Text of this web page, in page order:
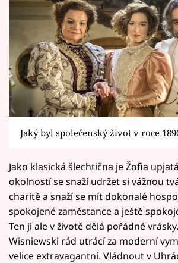
Jaký byl společenský život v roce
Jako klasická šlechtična je Žofia
okolností se snaží udržet si vážnou
charitě a snaží se mít dokonalé
spokojené zaměstance a ještě
Ten ji ale v životě dělá pořádné
Wisniewski rád utrácí za moderní
velice extravagantní. Vládnout v